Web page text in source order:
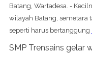
Batang, Wartadesa. -
wilayah Batang, semetara
seperti harus bertanggung
SMP Trensains gelar